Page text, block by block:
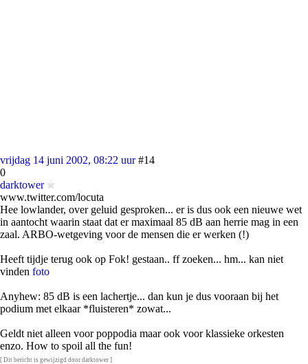
vrijdag 14 juni 2002, 08:22 uur #14
0
darktower
www.twitter.com/locuta
Hee lowlander, over geluid gesproken... er is dus ook een nieuwe wet
in aantocht waarin staat dat er maximaal 85 dB aan herrie mag in een
zaal. ARBO-wetgeving voor de mensen die er werken (!)
Heeft tijdje terug ook op Fok! gestaan.. ff zoeken... hm... kan niet
vinden foto
Anyhew: 85 dB is een lachertje... dan kun je dus vooraan bij het
podium met elkaar *fluisteren* zowat...
Geldt niet alleen voor poppodia maar ook voor klassieke orkesten
enzo. How to spoil all the fun!
[ Dit bericht is gewijzigd door darktower ]